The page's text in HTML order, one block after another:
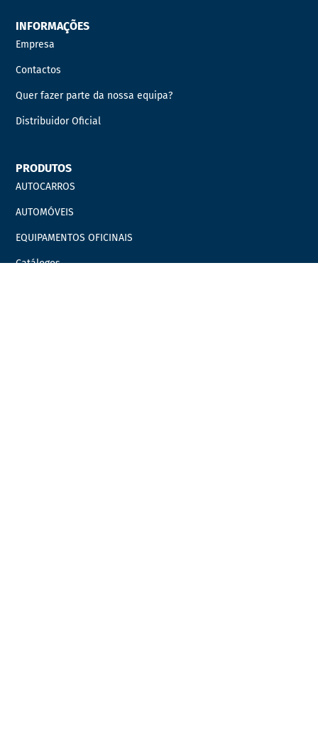
INFORMAÇÕES
Empresa
Contactos
Quer fazer parte da nossa equipa?
Distribuidor Oficial
PRODUTOS
AUTOCARROS
AUTOMÓVEIS
EQUIPAMENTOS OFICINAIS
Catálogos